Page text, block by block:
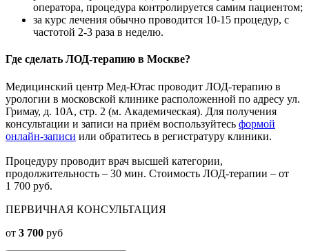
оператора, процедура контролируется самим пациентом;
за курс лечения обычно проводится 10-15 процедур, с
частотой 2-3 раза в неделю.
Где сделать ЛОД-терапию в Москве?
Медицинский центр Мед-Ютас проводит ЛОД-терапию в
урологии в московской клинике расположенной по адресу ул.
Гримау, д. 10А, стр. 2 (м. Академическая). Для получения
консультации и записи на приём воспользуйтесь формой
онлайн-записи или обратитесь в регистратуру клиники.
Процедуру проводит врач высшей категории,
продолжительность – 30 мин. Стоимость ЛОД-терапии – от
1 700 руб.
ПЕРВИЧНАЯ КОНСУЛЬТАЦИЯ
от 3 700 руб